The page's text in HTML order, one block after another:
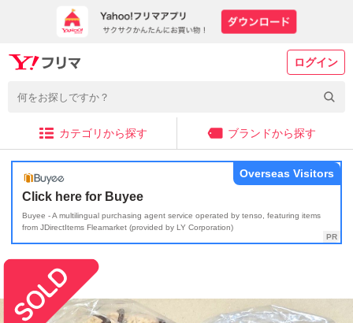
ログイン
カテゴリから探す ブランドから探す
Click here for Buyee
Buyee - A multilingual purchasing agent service operated by tenso, featuring items
from JDirectItems Fleamarket (provided by LY Corporation)
Overseas Visitors